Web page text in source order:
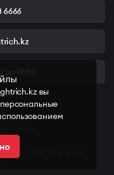
6666
2008 — 2026. Все права
вы